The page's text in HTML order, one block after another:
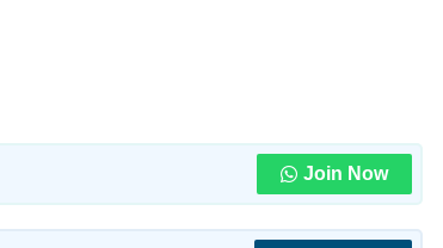
Join Now